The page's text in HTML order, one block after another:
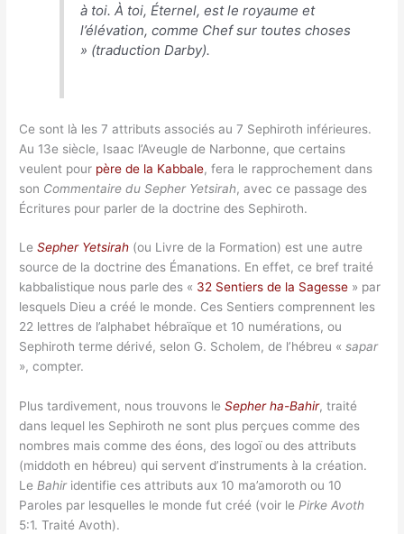
à toi. À toi, Éternel, est le royaume et
l’élévation, comme Chef sur toutes choses
» (traduction Darby).
Ce sont là les 7 attributs associés au 7 Sephiroth inférieures.
Au 13e siècle, Isaac l’Aveugle de Narbonne, que certains
veulent pour père de la Kabbale, fera le rapprochement dans
son Commentaire du Sepher Yetsirah, avec ce passage des
Écritures pour parler de la doctrine des Sephiroth.
LeSepher Yetsirah (ou Livre de la Formation) est une autre
source de la doctrine des Émanations. En effet, ce bref traité
kabbalistique nous parle des « 32 Sentiers de la Sagesse » par
lesquels Dieu a créé le monde. Ces Sentiers comprennent les
22 lettres de l’alphabet hébraïque et 10 numérations, ou
Sephiroth terme dérivé, selon G. Scholem, de l’hébreu «sapar
», compter.
Plus tardivement, nous trouvons leSepher ha-Bahir, traité
dans lequel les Sephiroth ne sont plus perçues comme des
nombres mais comme des éons, des logoï ou des attributs
(middoth en hébreu) qui servent d’instruments à la création.
LeBahiridentifie ces attributs aux 10 ma’amoroth ou 10
Paroles par lesquelles le monde fut créé (voir lePirke Avoth
5:1. Traité Avoth).